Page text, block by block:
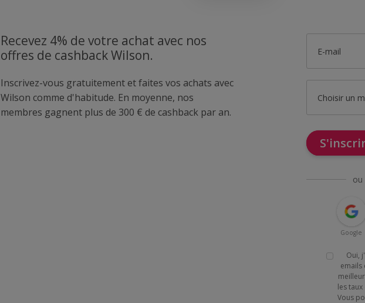
Recevez 4% de votre achat avec nos
offres de cashback Wilson.
Inscrivez-vous gratuitement et faites vos achats avec
Wilson comme d'habitude. En moyenne, nos
membres gagnent plus de 300 € de cashback par an.
E-mail
Choisir un
ou
Google
Oui,
emails
les
Vous